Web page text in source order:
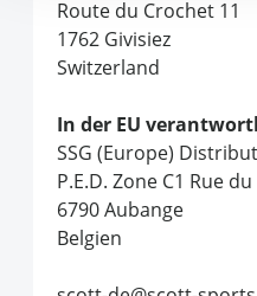
Route du Crochet 11
1762 Givisiez
Switzerland
In der EU
SSG (Europe)
P.E.D. Zone C1 Rue
6790 Aubange
Belgien